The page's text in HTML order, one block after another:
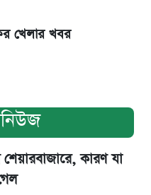
খেলার খবর
কারণ যা